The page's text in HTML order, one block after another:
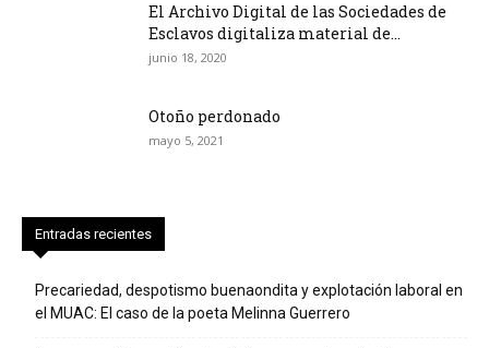
El Archivo Digital de las Sociedades de
Esclavos digitaliza material de...
junio 18, 2020
Otoño perdonado
mayo 5, 2021
Entradas recientes
Precariedad, despotismo buenaondita y explotación laboral en
el MUAC: El caso de la poeta Melinna Guerrero